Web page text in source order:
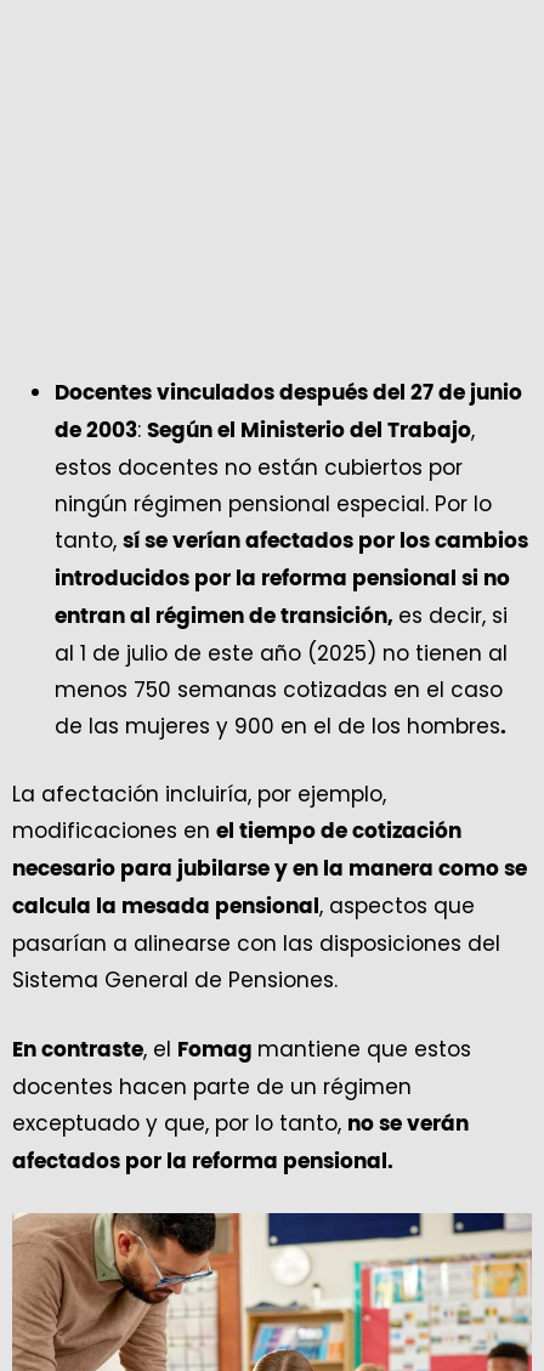
Docentes vinculados después del 27 de junio
de 2003: Según el Ministerio del Trabajo,
estos docentes no están cubiertos por
ningún régimen pensional especial. Por lo
tanto, sí se verían afectados por los cambios
introducidos por la reforma pensional si no
entran al régimen de transición, es decir, si
al 1 de julio de este año (2025) no tienen al
menos 750 semanas cotizadas en el caso
de las mujeres y 900 en el de los hombres.
La afectación incluiría, por ejemplo,
modificaciones en el tiempo de cotización
necesario para jubilarse y en la manera como se
calcula la mesada pensional , aspectos que
pasarían a alinearse con las disposiciones del
Sistema General de Pensiones.
En contraste, el Fomag mantiene que estos
docentes hacen parte de un régimen
exceptuado y que, por lo tanto, no se verán
afectados por la reforma pensional.